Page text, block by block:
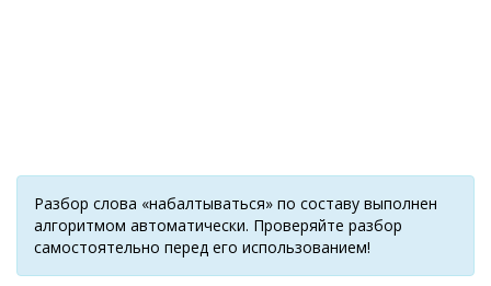
Разбор слова «набалтываться» по составу выполнен
алгоритмом автоматически. Проверяйте разбор
самостоятельно перед его использованием!